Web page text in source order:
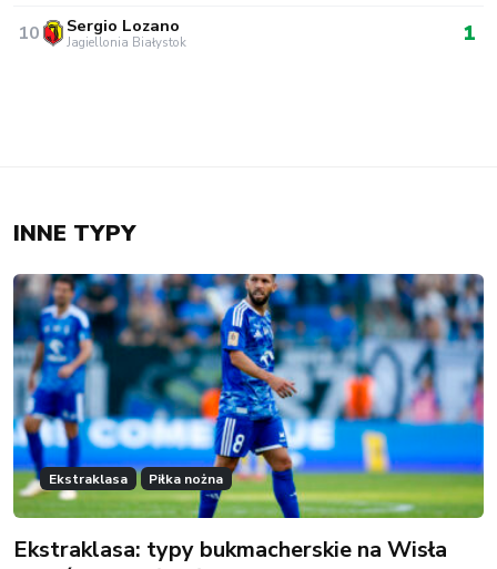
10 Sergio Lozano
Jagiellonia Białystok 1
INNE TYPY
Ekstraklasa Piłka nożna
Ekstraklasa: typy bukmacherskie na Wisła